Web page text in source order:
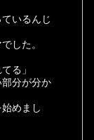
いるんじ
した。
る」
部分が分か
めまし